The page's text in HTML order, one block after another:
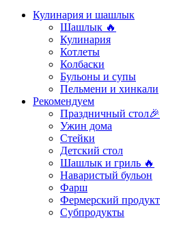
Кулинария и шашлык
Шашлык 🔥
Кулинария
Котлеты
Колбаски
Бульоны и супы
Пельмени и хинкали
Рекомендуем
Праздничный стол🎉
Ужин дома
Стейки
Детский стол
Шашлык и гриль 🔥
Наваристый бульон
Фарш
Фермерский продукт
Субпродукты